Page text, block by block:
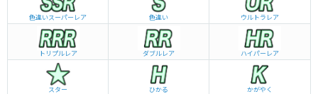
色違いスーパーレア 色違い ウルトラレア
トリプルレア ダブルレア ハイパーレア
スター ひかる かがやく